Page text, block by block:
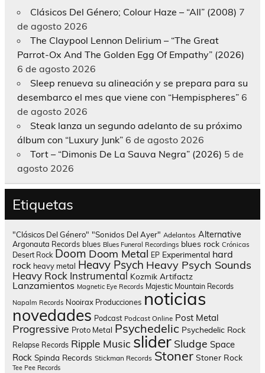
Clásicos Del Género; Colour Haze – “All” (2008) 7
de agosto 2026
The Claypool Lennon Delirium – “The Great
Parrot-Ox And The Golden Egg Of Empathy” (2026)
6 de agosto 2026
Sleep renueva su alineación y se prepara para su
desembarco el mes que viene con “Hempispheres” 6
de agosto 2026
Steak lanza un segundo adelanto de su próximo
álbum con “Luxury Junk” 6 de agosto 2026
Tort – “Dimonis De La Sauva Negra” (2026) 5 de
agosto 2026
Etiquetas
"Clásicos Del Género" "Sonidos Del Ayer" Adelantos Alternative
Argonauta Records blues Blues Funeral Recordings blues rock Crónicas
Desert Rock Doom Doom Metal EP Experimental hard
rock heavy metal Heavy Psych Heavy Psych Sounds
Heavy Rock Instrumental Kozmik Artifactz
Lanzamientos Magnetic Eye Records Majestic Mountain Records
Napalm Records Nooirax Producciones noticias
novedades Podcast Podcast Online Post Metal
Progressive Proto Metal Psychedelic Psychedelic Rock
Relapse Records Ripple Music slider Sludge Space
Rock Spinda Records Stickman Records Stoner Stoner Rock
Tee Pee Records